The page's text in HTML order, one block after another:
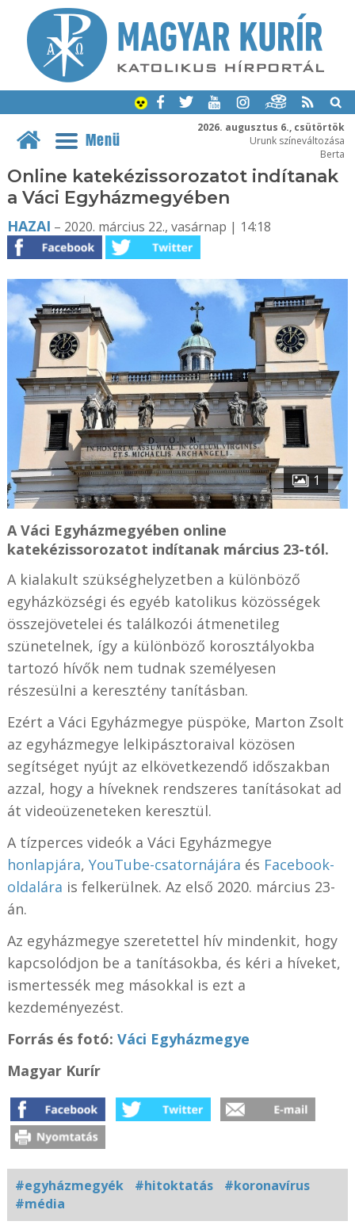
2026. augusztus 6., csütörtök
Urunk színeváltozása
Berta
Menü
Online katekézissorozatot indítanak
a Váci Egyházmegyében
HAZAI – 2020. március 22., vasárnap | 14:18
1
A Váci Egyházmegyében online
katekézissorozatot indítanak március 23-tól.
A kialakult szükséghelyzetben a különböző
egyházközségi és egyéb katolikus közösségek
összejövetelei és találkozói átmenetileg
szünetelnek, így a különböző korosztályokba
tartozó hívők nem tudnak személyesen
részesülni a keresztény tanításban.
Ezért a Váci Egyházmegye püspöke, Marton Zsolt
az egyházmegye lelkipásztoraival közösen
segítséget nyújt az elkövetkezendő időszakban
azzal, hogy a híveknek rendszeres tanításokat ad
át videoüzeneteken keresztül.
A tízperces videók a Váci Egyházmegye
honlapjára, YouTube-csatornájára és Facebook-
oldalára is felkerülnek. Az első 2020. március 23-
án.
Az egyházmegye szeretettel hív mindenkit, hogy
kapcsolódjon be a tanításokba, és kéri a híveket,
ismertessék meg másokkal is ezt a
kezdeményezést.
Forrás és fotó: Váci Egyházmegye
Magyar Kurír
#egyházmegyék #hitoktatás
#koronavírus
#média